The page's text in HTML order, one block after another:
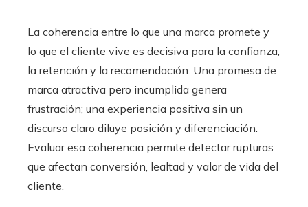
La coherencia entre lo que una marca promete y
lo que el cliente vive es decisiva para la confianza,
la retención y la recomendación. Una promesa de
marca atractiva pero incumplida genera
frustración; una experiencia positiva sin un
discurso claro diluye posición y diferenciación.
Evaluar esa coherencia permite detectar rupturas
que afectan conversión, lealtad y valor de vida del
cliente.